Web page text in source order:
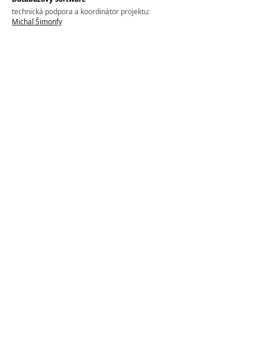
technická podpora a koordinátor projektu:
Michal Šimonfy